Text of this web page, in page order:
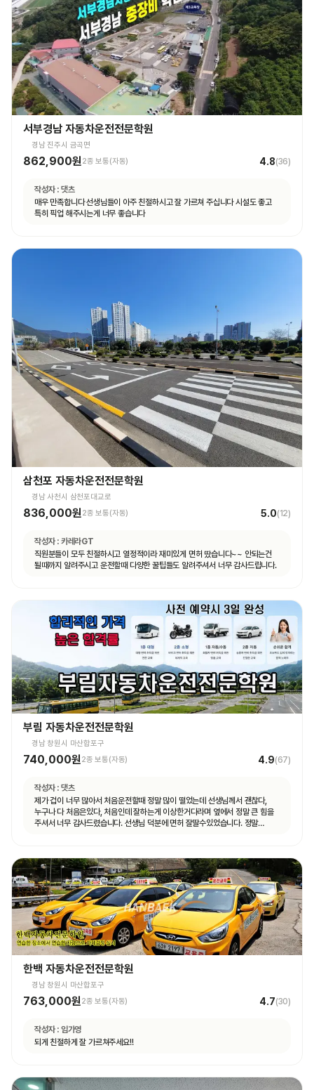
서부경남 자동차운전전문학원
경남 진주시 금곡면
862,900원2종 보통(자동) 4.8(36)
작성자 : 댓츠
매우 만족합니다 선생님들이 아주 친절하시고 잘 가르쳐 주십니다 시설도 좋고
특히 픽업 해주시는게 너무 좋습니다
삼천포 자동차운전전문학원
경남 사천시 삼천포대교로
836,000원2종 보통(자동) 5.0(12)
작성자 : 카레라GT
직원분들이 모두 친절하시고 열정적이라 재미있게 면허 땄습니다~~ 안되는건
될때까지 알려주시고 운전할때 다양한 꿀팁들도 알려주셔서 너무 감사드립니다.
부림 자동차운전전문학원
경남 창원시 마산합포구
740,000원2종 보통(자동) 4.9(67)
작성자 : 댓츠
제가 겁이 너무 많아서 처음운전할때 정말 많이 떨었는데 선생님께서 괜찮다,
누구나 다 처음은있다, 처음인데 잘하는게 이상한거다라며 옆에서 정말 큰 힘을
주셔서 너무 감사드렸습니다. 선생님 덕분에 면허 잘딸수있었습니다. 정말
한백 자동차운전전문학원
경남 창원시 마산합포구
763,000원2종 보통(자동) 4.7(30)
작성자 : 임가영
되게 친절하게 잘 가르쳐주세요!!